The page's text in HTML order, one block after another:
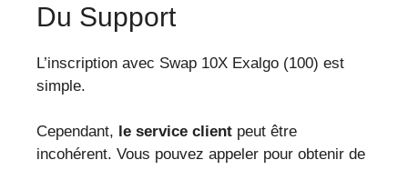
Du Support
L’inscription avec Swap 10X Exalgo (100) est
simple.
Cependant, le service client peut être
incohérent. Vous pouvez appeler pour obtenir de